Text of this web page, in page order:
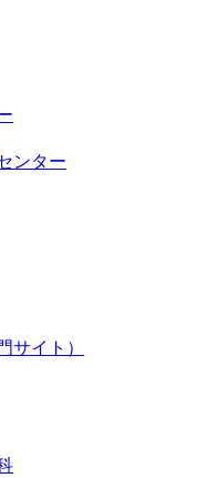
ンター
サイト）